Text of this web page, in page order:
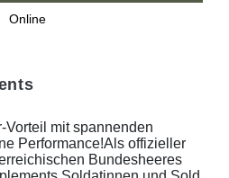
Online
Vorteil mit spannenden
Performance!Als offizieller
Bundesheeres